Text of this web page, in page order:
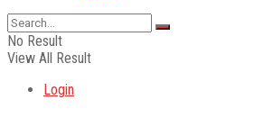
No Result
View All Result
Login